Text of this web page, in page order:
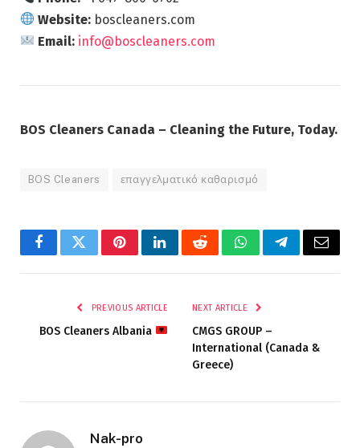
Website: boscleaners.com
Email: info@boscleaners.com
BOS Cleaners Canada – Cleaning the Future, Today.
BOS Cleaners επαγγελματικό καθαρισμό
FacebookTwitterPinterestLinkedInRedditWhatsAppTelegramEmail
PREVIOUS ARTICLE
BOS Cleaners Albania
NEXT ARTICLE
CMGS GROUP –
International (Canada &
Greece)
Nak-pro